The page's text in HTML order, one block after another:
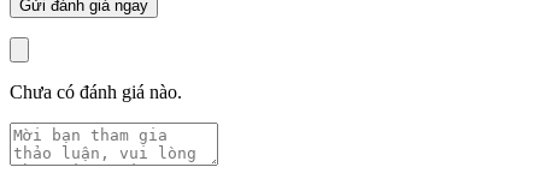
Chưa có đánh giá nào.